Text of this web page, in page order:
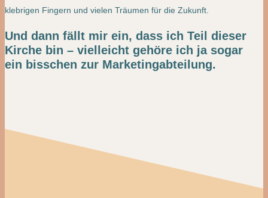
klebrigen Fingern und vielen Träumen für die Zukunft.
Und dann fällt mir ein, dass ich Teil dieser
Kirche bin – vielleicht gehöre ich ja sogar
ein bisschen zur Marketingabteilung.